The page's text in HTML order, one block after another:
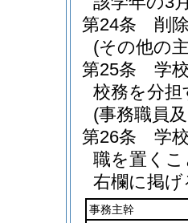
第24条
削
(その他の
第25条
学
校務を分
(事務職員
第26条
学
職を置く
右欄に掲
事務主幹